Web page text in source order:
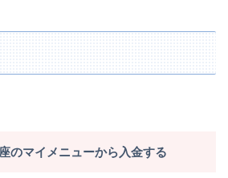
のマイメニューから入金する